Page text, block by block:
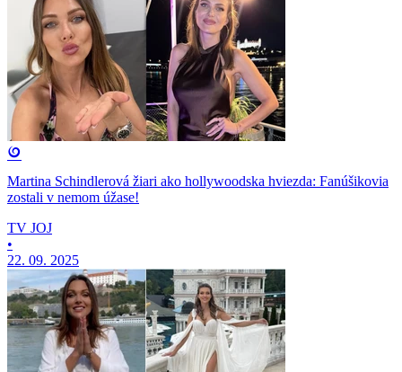
Martina Schindlerová žiari ako hollywoodska hviezda: Fanúšikovia
zostali v nemom úžase!
TV JOJ
•
22. 09. 2025